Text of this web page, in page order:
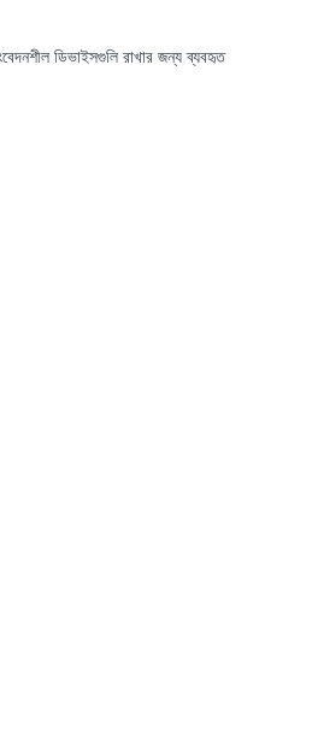
ডিভাইসগুলি রাখার জন্য ব্যবহৃত